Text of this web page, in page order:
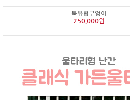
북유럽부엉이
250,000원